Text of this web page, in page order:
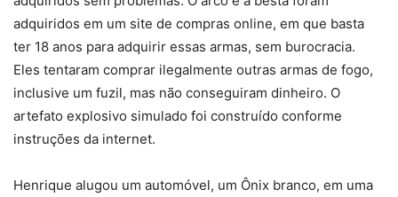
adquiridos em um site de compras online, em que basta
ter 18 anos para adquirir essas armas, sem burocracia.
Eles tentaram comprar ilegalmente outras armas de fogo,
inclusive um fuzil, mas não conseguiram dinheiro. O
artefato explosivo simulado foi construído conforme
instruções da internet.
Henrique alugou um automóvel, um Ônix branco, em uma